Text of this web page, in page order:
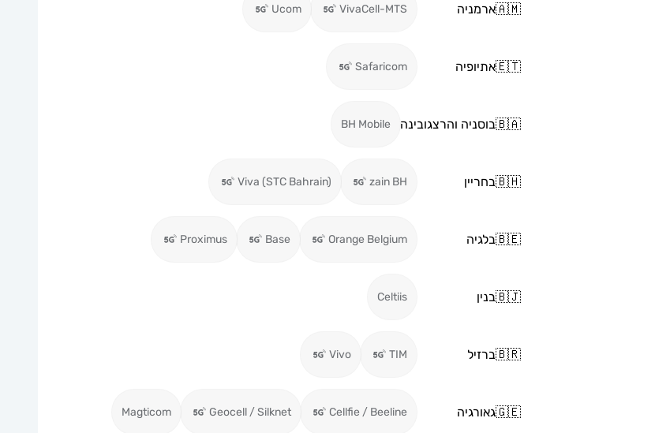
🇦🇲ארמניה VivaCell-MTS
Ucom
🇪🇹אתיופיה Safaricom
🇧🇦בוסניה והרצגובינה BH Mobile
🇧🇭בחריין zain BH
Viva (STC Bahrain)
🇧🇪בלגיה Orange Belgium
Base
Proximus
🇧🇯בנין Celtiis
🇧🇷ברזיל TIM
Vivo
🇬🇪גאורגיה Cellfie / Beeline
Geocell / Silknet
Magticom